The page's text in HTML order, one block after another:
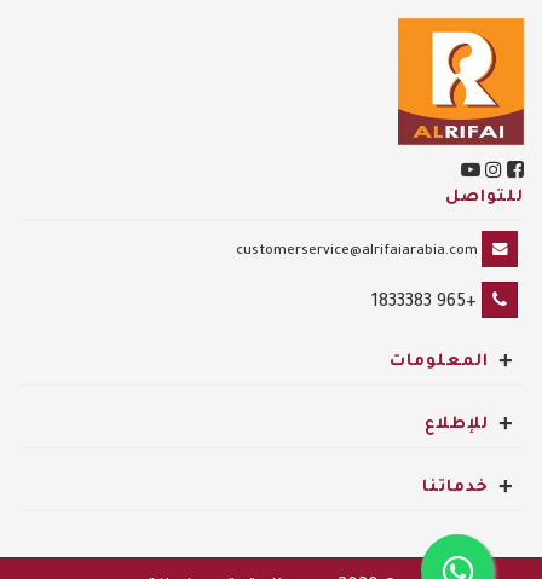
للتواصل
customerservice@alrifaiarabia.com
+965 1833383
المعلومات +
للإطلاع +
خدماتنا +